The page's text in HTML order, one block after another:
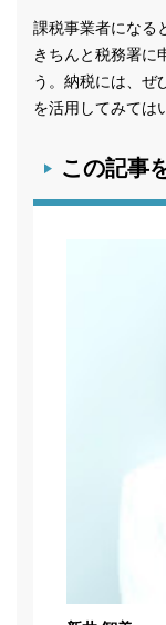
課税事業者になる
きちんと税務署に
う。納税には、ぜ
を活用してみては
この記事